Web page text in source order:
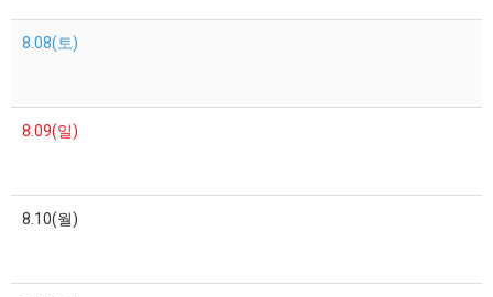
8.08(토)
8.09(일)
8.10(월)